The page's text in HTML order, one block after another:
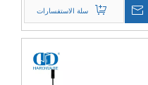
سلة الاستفسارات